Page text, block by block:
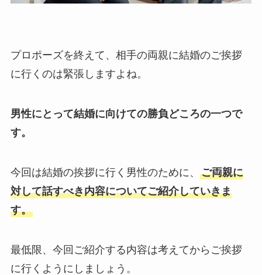
プロポーズを終えて、相手の両親に結婚のご挨拶
に行くのは緊張しますよね。
男性にとって結婚に向けての勝負どころの一つで
す。
今回は結婚の挨拶に行く男性のために、 ご両親に
対して話すべき内容についてご紹介していきま
す。
最低限、今回ご紹介する内容は考えてからご挨拶
に行くようにしましょう。